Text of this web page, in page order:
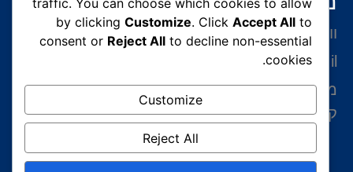
ווצאפ 054-765-0002
gabriel@benatovlaw.co.il
מצדה 9 בני ברק קומה 35 מגדל ב.ס.ר 3 (מול
קניון איילון ליד הרכבת הקלה בן גוריון)
traffic. You can choose which cookies to allow
by clickingCustomize. ClickAccept All to
consent or Reject All to decline non-essential
cookies.
Customize
Reject All